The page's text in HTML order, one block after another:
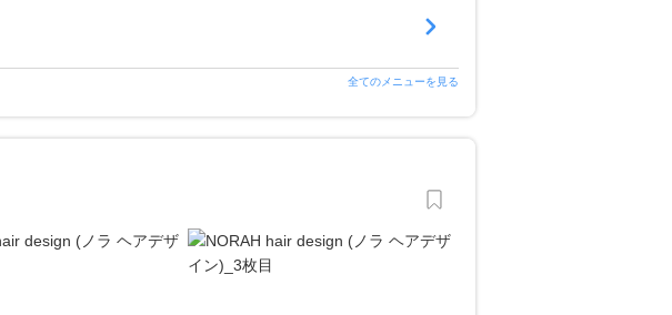
全てのメニューを見る